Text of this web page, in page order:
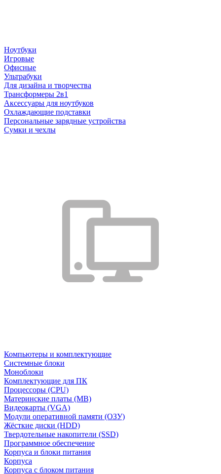
Ноутбуки
Игровые
Офисные
Ультрабуки
Для дизайна и творчества
Трансформеры 2в1
Аксессуары для ноутбуков
Охлаждающие подставки
Персональные зарядные устройства
Сумки и чехлы
Компьютеры и комплектующие
Системные блоки
Моноблоки
Комплектующие для ПК
Процессоры (CPU)
Материнские платы (MB)
Видеокарты (VGA)
Модули оперативной памяти (ОЗУ)
Жёсткие диски (HDD)
Твердотельные накопители (SSD)
Программное обеспечение
Корпуса и блоки питания
Корпуса
Корпуса с блоком питания